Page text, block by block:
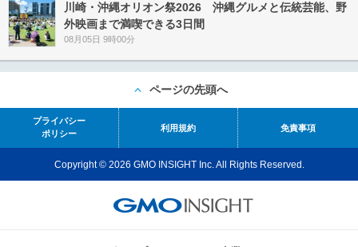
川崎・沖縄オリオン祭2026 沖縄グルメと伝統芸能、野
外映画まで満喫できる3日間
08月05日 9時00分
ページの先頭へ
プライバシー
ポリシー
利用規約 免責事項
Copyright © 2026 GMO INSIGHT Inc. All Rights Reserved.